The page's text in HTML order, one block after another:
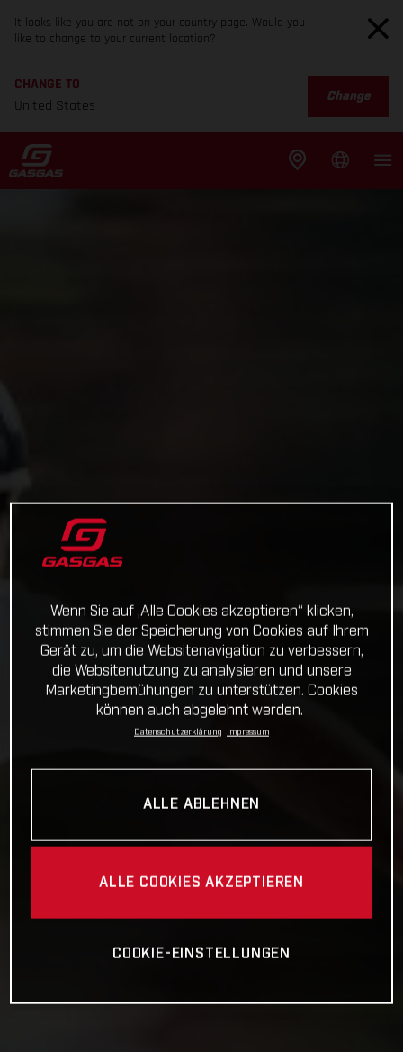
It looks like you are not on your country page. Would you
like to change to your current location?
CHANGE TO
United States
Change
Wenn Sie auf „Alle Cookies akzeptieren“ klicken,
stimmen Sie der Speicherung von Cookies auf Ihrem
Gerät zu, um die Websitenavigation zu verbessern,
die Websitenutzung zu analysieren und unsere
Marketingbemühungen zu unterstützen. Cookies
können auch abgelehnt werden.
Datenschutzerklärung Impressum
ALLE ABLEHNEN
ALLE COOKIES AKZEPTIEREN
COOKIE-EINSTELLUNGEN